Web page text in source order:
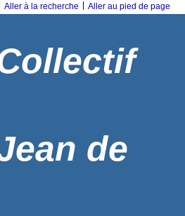
Aller à la recherche Aller au pied de page
de